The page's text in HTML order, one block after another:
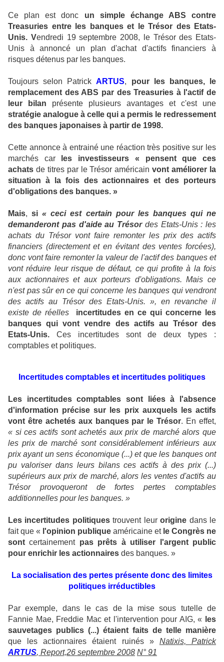
Ce plan est donc un simple échange ABS contre
Treasuries entre les banques et le Trésor des Etats-
Unis. Vendredi 19 septembre 2008, le Trésor des Etats-
Unis à annoncé un plan d'achat d'actifs financiers à
risques détenus par les banques.
Toujours selon PatrickARTUS, pour les banques, le
remplacement des ABS par des Treasuries à l'actif de
leur bilan présente plusieurs avantages et c'est une
stratégie analogue à celle qui a permis le redressement
des banques japonaises à partir de 1998.
Cette annonce à entrainé une réaction très positive sur les
marchés car
les investisseurs « pensent que ces
achats de titres par le Trésor américainvont améliorer la
situation à la fois des actionnaires et des porteurs
d'obligations des banques. »
Mais,si« ceci est certain pour les banques qui ne
demanderont pas d'aide au Trésor des Etats-Unis : les
achats du Trésor vont faire remonter les prix des actifs
financiers (directement et en évitant des ventes forcées),
donc vont faire remonter la valeur de l'actif des banques et
vont réduire leur risque de défaut, ce qui profite à la fois
aux actionnaires et aux porteurs d'obligations. Mais ce
n'est pas sûr en ce qui concerne les banques qui vendront
des actifs au Trésor des Etats-Unis. », en revanche il
existe de réelles
incertitudes en ce qui concerne les
banques qui vont vendre des actifs au Trésor des
Etats-Unis. Ces incertitudes sont de deux types :
comptables et politiques.
Incertitudes comptables et incertitudes politiques
Les incertitudes comptables sont liées à l'absence
d'information précise sur les prix auxquels les actifs
vont être achetés aux banques par le Trésor. En effet,
« si ces actifs sont achetés aux prix de marché alors que
les prix de marché sont considérablement inférieurs aux
prix ayant un sens économique (...) et que les banques ont
pu valoriser dans leurs bilans ces actifs à des prix (...)
supérieurs aux prix de marché, alors les ventes d'actifs au
Trésor provoqueront de fortes pertes comptables
additionnelles pour les banques. »
Les incertitudes politiquestrouvent leurorigine dans le
fait que « l'opinion publique américaine et le Congrès ne
sont certainement pas prêts à utiliser l'argent public
pour enrichir les actionnaires des banques. »
La socialisation des pertes présente donc des limites
politiques irréductibles
Par exemple, dans le cas de la mise sous tutelle de
Fannie Mae, Freddie Mac et l'intervention pour AIG, «
les
sauvetages publics (...) étaient faits de telle manière
que les actionnaires étaient ruinés » Natixis, Patrick
ARTUS, Report,26 septembre 2008 N° 91